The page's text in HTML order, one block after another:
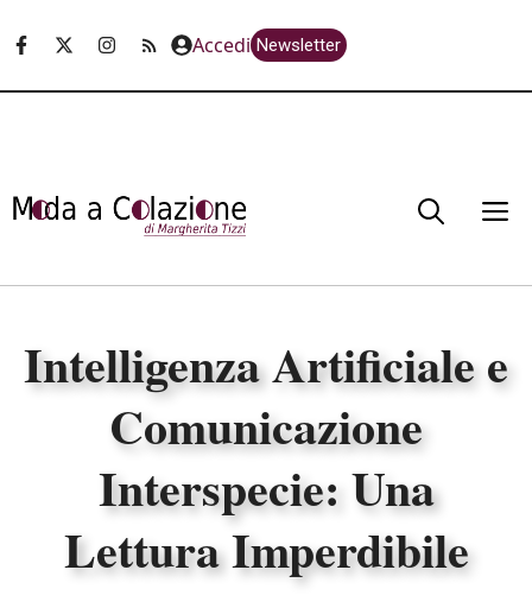
Accedi Newsletter
Intelligenza Artificiale e
Comunicazione
Interspecie: Una
Lettura Imperdibile